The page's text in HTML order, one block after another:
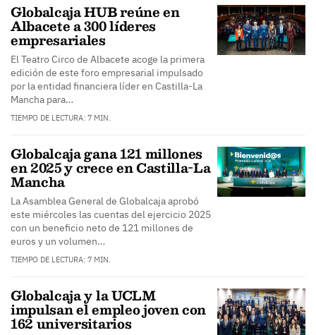
Globalcaja HUB reúne en
Albacete a 300 líderes
empresariales
El Teatro Circo de Albacete acoge la primera
edición de este foro empresarial impulsado
por la entidad financiera líder en Castilla-La
Mancha para…
TIEMPO DE LECTURA: 7 MIN.
Globalcaja gana 121 millones
en 2025 y crece en Castilla-La
Mancha
La Asamblea General de Globalcaja aprobó
este miércoles las cuentas del ejercicio 2025
con un beneficio neto de 121 millones de
euros y un volumen…
TIEMPO DE LECTURA: 7 MIN.
Globalcaja y la UCLM
impulsan el empleo joven con
162 universitarios